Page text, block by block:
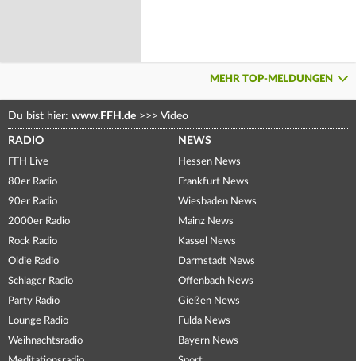
MEHR TOP-MELDUNGEN
Du bist hier: www.FFH.de >>> Video
RADIO
FFH Live
80er Radio
90er Radio
2000er Radio
Rock Radio
Oldie Radio
Schlager Radio
Party Radio
Lounge Radio
Weihnachtsradio
NEWS
Hessen News
Frankfurt News
Wiesbaden News
Mainz News
Kassel News
Darmstadt News
Offenbach News
Gießen News
Fulda News
Bayern News